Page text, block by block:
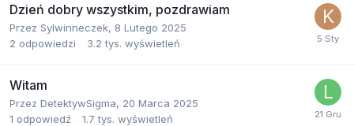
Dzień dobry wszystkim, pozdrawiam
Przez Sylwinneczek, 8 Lutego 2025
2 odpowiedzi 3.2 tys. wyświetleń
Witam
Przez DetektywSigma, 20 Marca 2025
1 odpowiedź 1.7 tys. wyświetleń